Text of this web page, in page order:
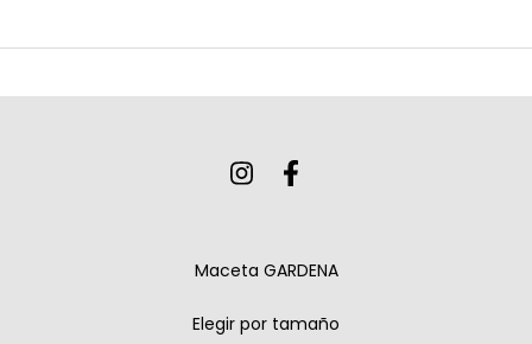
Maceta GARDENA
Elegir por tamaño